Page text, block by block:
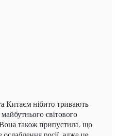
Китаєм нібито тривають
світового
також припустила, що